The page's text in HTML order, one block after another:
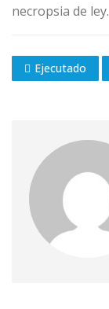
necropsia de ley.
Ejecutado